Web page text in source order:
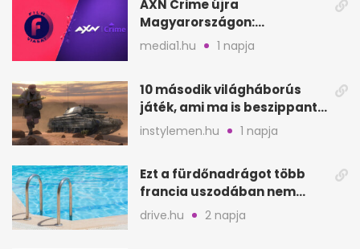
AXN Crime újra
Magyarországon:
szeptembertől a Viasat Film
media1.hu 1 napja
10 második világháborús
játék, ami ma is beszippant
a képernyő elé
instylemen.hu 1 napja
Ezt a fürdőnadrágot több
francia uszodában nem
fogadják el
drive.hu 2 napja